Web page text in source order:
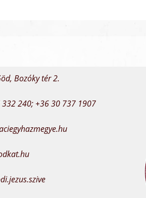
Bozóky tér 2.
332 240; +36 30 737 1907